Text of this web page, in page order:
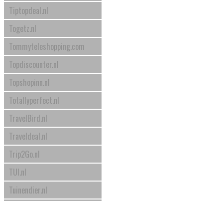
Tiptopdeal.nl
Togetz.nl
Tommyteleshopping.com
Topdiscounter.nl
Topshopinn.nl
Totallyperfect.nl
TravelBird.nl
Traveldeal.nl
Trip2Go.nl
TUI.nl
Tuinendier.nl